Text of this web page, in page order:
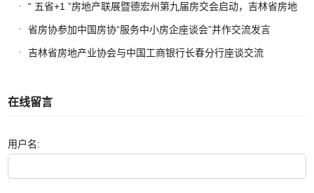
“ 五省+1 ”房地产联展暨德宏州第九届房交会启动，吉林省房地
产业协会携项目助力区域协同发展
省房协参加中国房协“服务中小房企座谈会”并作交流发言
吉林省房地产业协会与中国工商银行长春分行座谈交流
在线留言
用户名: